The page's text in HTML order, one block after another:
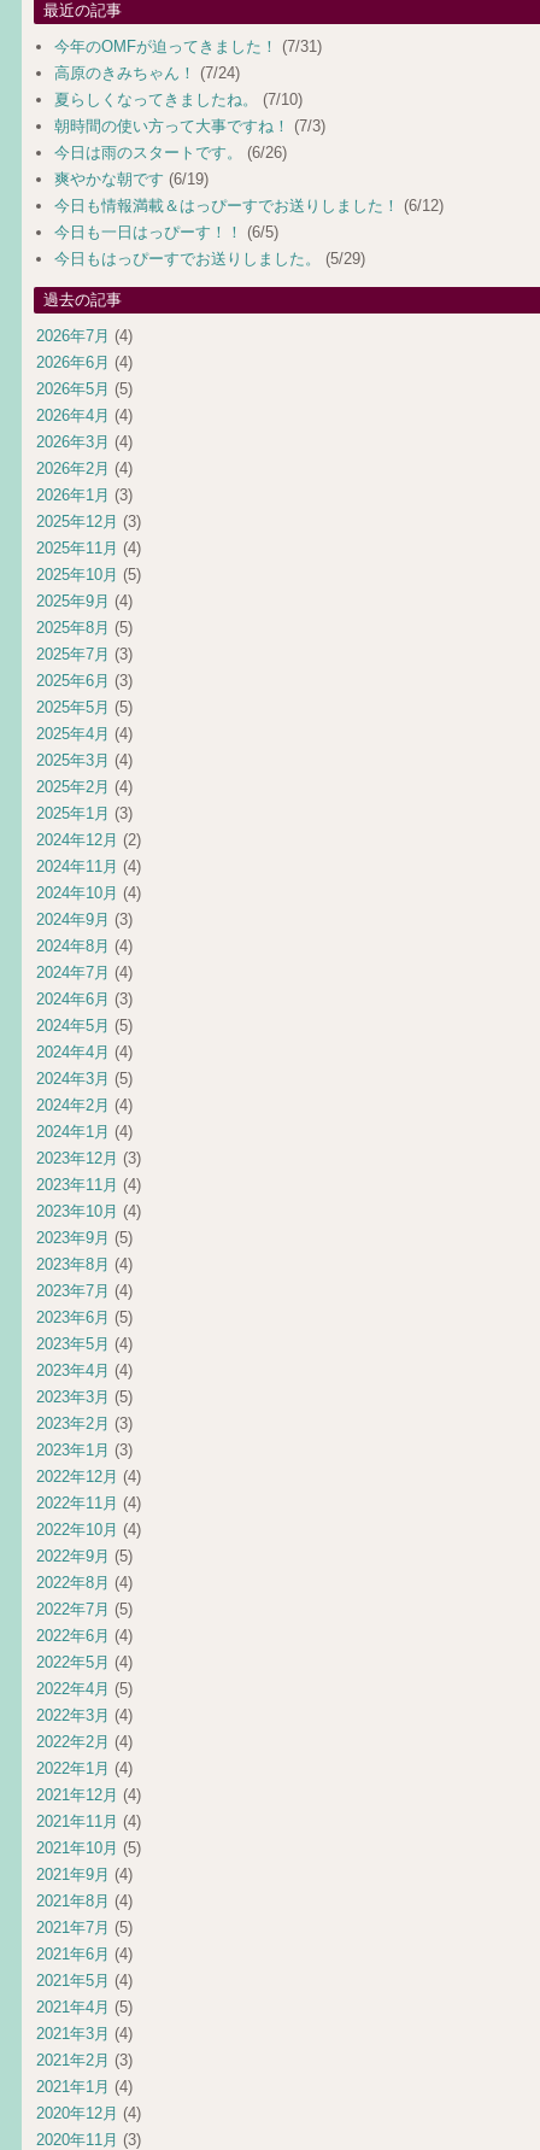
最近の記事
今年のOMFが迫ってきました！ (7/31)
高原のきみちゃん！ (7/24)
夏らしくなってきましたね。
(7/10)
朝時間の使い方って大事ですね！ (7/3)
今日は雨のスタートです。
(6/26)
爽やかな朝です (6/19)
今日も情報満載＆はっぴーすでお送りしました！ (6/12)
今日も一日はっぴーす！！ (6/5)
今日もはっぴーすでお送りしました。
(5/29)
過去の記事
2026年7月 (4)
2026年6月 (4)
2026年5月 (5)
2026年4月 (4)
2026年3月 (4)
2026年2月 (4)
2026年1月 (3)
2025年12月 (3)
2025年11月 (4)
2025年10月 (5)
2025年9月 (4)
2025年8月 (5)
2025年7月 (3)
2025年6月 (3)
2025年5月 (5)
2025年4月 (4)
2025年3月 (4)
2025年2月 (4)
2025年1月 (3)
2024年12月 (2)
2024年11月 (4)
2024年10月 (4)
2024年9月 (3)
2024年8月 (4)
2024年7月 (4)
2024年6月 (3)
2024年5月 (5)
2024年4月 (4)
2024年3月 (5)
2024年2月 (4)
2024年1月 (4)
2023年12月 (3)
2023年11月 (4)
2023年10月 (4)
2023年9月 (5)
2023年8月 (4)
2023年7月 (4)
2023年6月 (5)
2023年5月 (4)
2023年4月 (4)
2023年3月 (5)
2023年2月 (3)
2023年1月 (3)
2022年12月 (4)
2022年11月 (4)
2022年10月 (4)
2022年9月 (5)
2022年8月 (4)
2022年7月 (5)
2022年6月 (4)
2022年5月 (4)
2022年4月 (5)
2022年3月 (4)
2022年2月 (4)
2022年1月 (4)
2021年12月 (4)
2021年11月 (4)
2021年10月 (5)
2021年9月 (4)
2021年8月 (4)
2021年7月 (5)
2021年6月 (4)
2021年5月 (4)
2021年4月 (5)
2021年3月 (4)
2021年2月 (3)
2021年1月 (4)
2020年12月 (4)
2020年11月 (3)